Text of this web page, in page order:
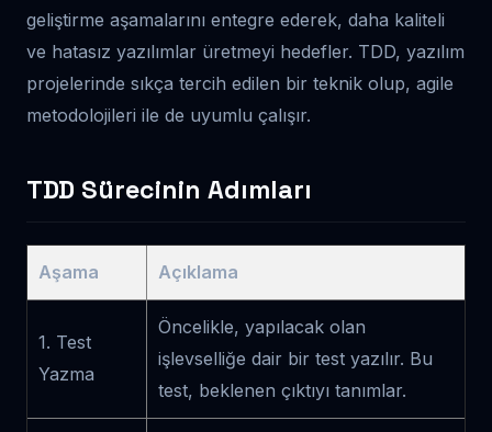
geliştirme aşamalarını entegre ederek, daha kaliteli
ve hatasız yazılımlar üretmeyi hedefler. TDD, yazılım
projelerinde sıkça tercih edilen bir teknik olup, agile
metodolojileri ile de uyumlu çalışır.
TDD Sürecinin Adımları
Aşama Açıklama
1. Test
Yazma
Öncelikle, yapılacak olan
işlevselliğe dair bir test yazılır. Bu
test, beklenen çıktıyı tanımlar.